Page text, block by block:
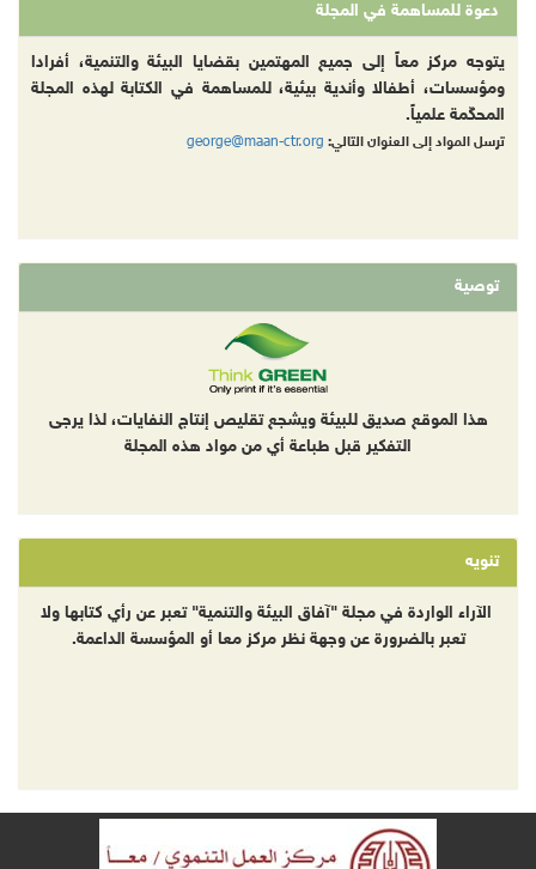
دعوة للمساهمة في المجلة
يتوجه مركز معاً إلى جميع المهتمين بقضايا البيئة والتنمية، أفرادا
ومؤسسات، أطفالا وأندية بيئية، للمساهمة في الكتابة لهذه المجلة
المحكّمة علمياً.
ترسل المواد إلى العنوان التالي: george@maan-ctr.org
توصية
هذا الموقع صديق للبيئة ويشجع تقليص إنتاج النفايات، لذا يرجى
التفكير قبل طباعة أي من مواد هذه المجلة
تنويه
الآراء الواردة في مجلة "آفاق البيئة والتنمية" تعبر عن رأي كتابها ولا
تعبر بالضرورة عن وجهة نظر مركز معا أو المؤسسة الداعمة.